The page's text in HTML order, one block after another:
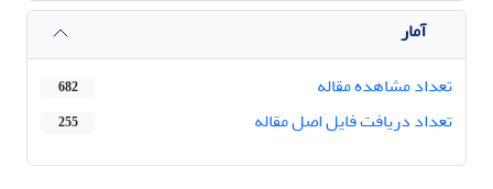
آمار
تعداد مشاهده مقاله
682
تعداد دریافت فایل اصل مقاله 255